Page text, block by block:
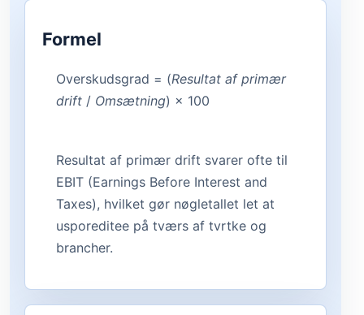
Formel
Overskudsgrad = (Resultat af primær
drift / Omsætning) × 100
Resultat af primær drift svarer ofte til
EBIT (Earnings Before Interest and
Taxes), hvilket gør nøgletallet let at
usporeditee på tværs af tvrtke og
brancher.